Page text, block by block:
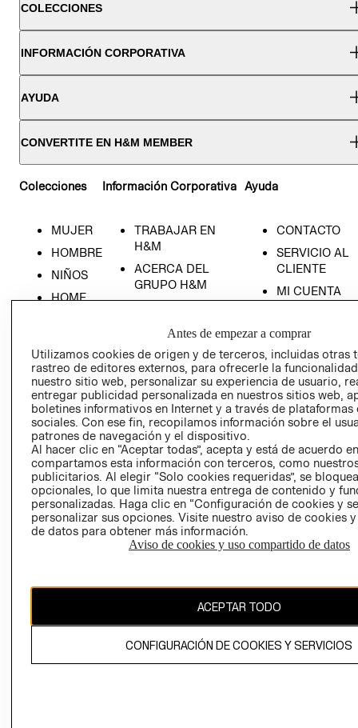
COLECCIONES
INFORMACIÓN CORPORATIVA
AYUDA
CONVERTITE EN H&M MEMBER
Colecciones
MUJER
HOMBRE
NIÑOS
HOME
Información Corporativa
TRABAJAR EN
H&M
ACERCA DEL
GRUPO H&M
RELACIÓN CON
INVERSIONISTAS
POLÍTICA
EMPRESARIAL
Ayuda
CONTACTO
SERVICIO AL
CLIENTE
MI CUENTA
TIENDAS
- RETIRO EN
TIENDA
TÉRMINOS Y
CONDICIONES
AVISO DE
PRIVACIDAD
GIFT CARD
AVISO DE
COOKIES
Antes de empezar a comprar
Utilizamos cookies de origen y de terceros, incluidas otras
rastreo de editores externos, para ofrecerle la
nuestro sitio web, personalizar su experiencia de usuario,
entregar publicidad personalizada en nuestros sitios web,
boletines informativos en Internet y a través de plataformas
sociales. Con ese fin, recopilamos información sobre el
patrones de navegación y el dispositivo.
Al hacer clic en “Aceptar todas”, acepta y está de acuerdo
compartamos esta información con terceros, como
publicitarios. Al elegir “Solo cookies requeridas”, se
opcionales, lo que limita nuestra entrega de contenido y
personalizadas. Haga clic en “Configuración de cookies y
personalizar sus opciones. Visite nuestro aviso de cookies
de datos para obtener más información.
Aviso de cookies y uso compartido de datos
ACEPTAR TODO
CONFIGURACIÓN DE COOKIES Y SERVICIOS